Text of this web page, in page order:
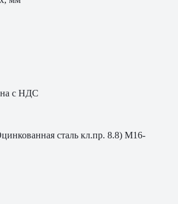
с НДС
сталь кл.пр. 8.8) M16-